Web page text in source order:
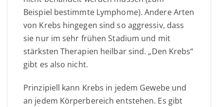
Beispiel bestimmte Lymphome). Andere Arten
von Krebs hingegen sind so aggressiv, dass
sie nur im sehr frühen Stadium und mit
stärksten Therapien heilbar sind. „Den Krebs“
gibt es also nicht.
Prinzipiell kann Krebs in jedem Gewebe und
an jedem Körperbereich entstehen. Es gibt